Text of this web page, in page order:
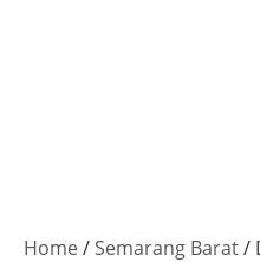
Home/ Semarang Barat/